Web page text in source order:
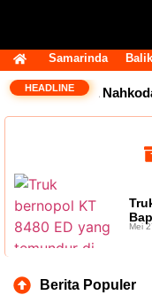
Samarinda
HEADLINE
Segera Punya
Mei
Berita Populer